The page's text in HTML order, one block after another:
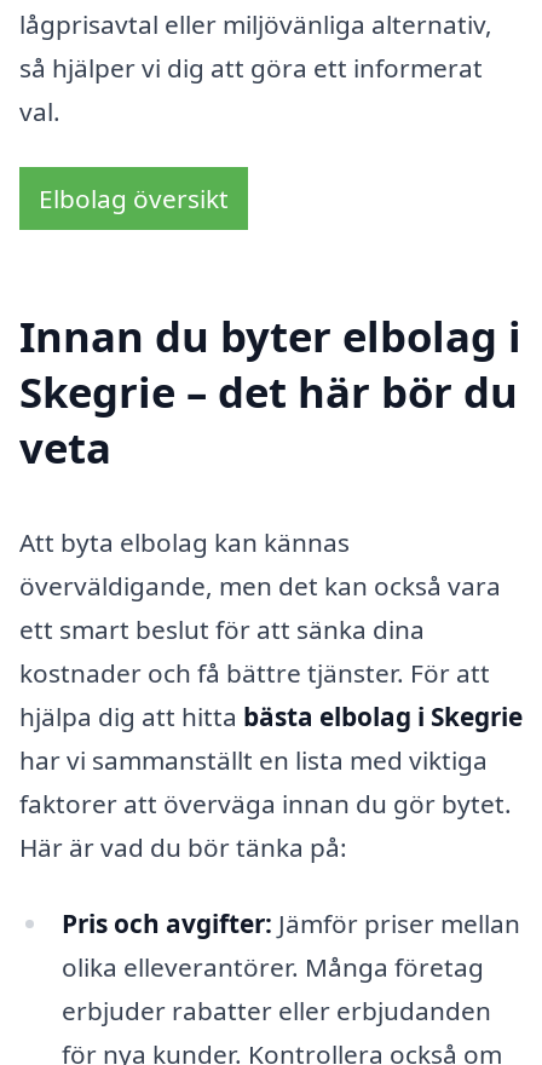
lågprisavtal eller miljövänliga alternativ,
så hjälper vi dig att göra ett informerat
val.
Elbolag översikt
Innan du byter elbolag i
Skegrie – det här bör du
veta
Att byta elbolag kan kännas
överväldigande, men det kan också vara
ett smart beslut för att sänka dina
kostnader och få bättre tjänster. För att
hjälpa dig att hitta bästa elbolag i Skegrie
har vi sammanställt en lista med viktiga
faktorer att överväga innan du gör bytet.
Här är vad du bör tänka på:
Pris och avgifter: Jämför priser mellan
olika elleverantörer. Många företag
erbjuder rabatter eller erbjudanden
för nya kunder. Kontrollera också om